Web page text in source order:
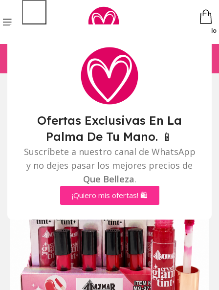
Ofertas Exclusivas En La
Palma De Tu Mano. 📱
Suscríbete a nuestro canal de WhatsApp
y no dejes pasar los mejores precios de
Que Belleza.
¡Quiero mis ofertas! 🛍️
Pedido